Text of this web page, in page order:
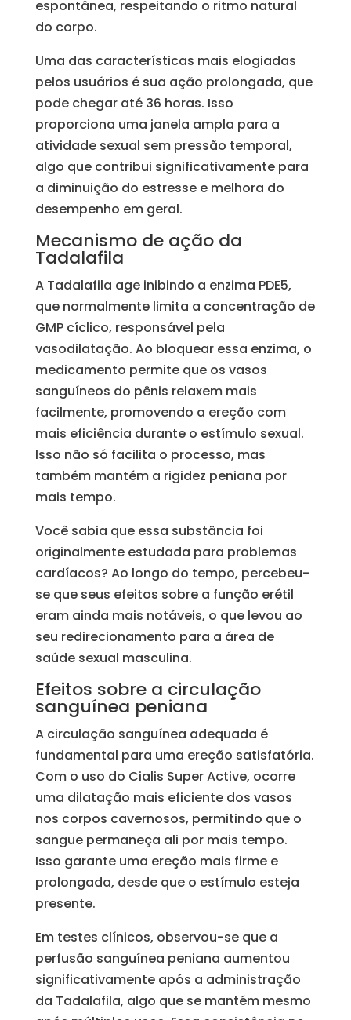
espontânea, respeitando o ritmo natural
do corpo.
Uma das características mais elogiadas
pelos usuários é sua ação prolongada, que
pode chegar até 36 horas. Isso
proporciona uma janela ampla para a
atividade sexual sem pressão temporal,
algo que contribui significativamente para
a diminuição do estresse e melhora do
desempenho em geral.
Mecanismo de ação da
Tadalafila
A Tadalafila age inibindo a enzima PDE5,
que normalmente limita a concentração de
GMP cíclico, responsável pela
vasodilatação. Ao bloquear essa enzima, o
medicamento permite que os vasos
sanguíneos do pênis relaxem mais
facilmente, promovendo a ereção com
mais eficiência durante o estímulo sexual.
Isso não só facilita o processo, mas
também mantém a rigidez peniana por
mais tempo.
Você sabia que essa substância foi
originalmente estudada para problemas
cardíacos? Ao longo do tempo, percebeu-
se que seus efeitos sobre a função erétil
eram ainda mais notáveis, o que levou ao
seu redirecionamento para a área de
saúde sexual masculina.
Efeitos sobre a circulação
sanguínea peniana
A circulação sanguínea adequada é
fundamental para uma ereção satisfatória.
Com o uso do Cialis Super Active, ocorre
uma dilatação mais eficiente dos vasos
nos corpos cavernosos, permitindo que o
sangue permaneça ali por mais tempo.
Isso garante uma ereção mais firme e
prolongada, desde que o estímulo esteja
presente.
Em testes clínicos, observou-se que a
perfusão sanguínea peniana aumentou
significativamente após a administração
da Tadalafila, algo que se mantém mesmo